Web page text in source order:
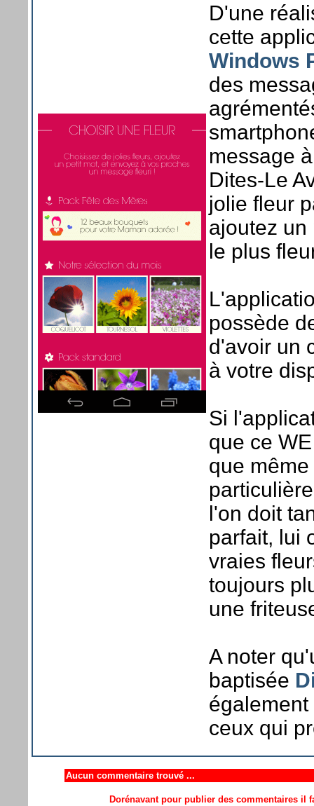
D'une
cette
Windows
des
message
Dites-Le
jolie fleur
ajoutez un
le plus
possède
d'avoir un
à votre
Si
que ce
que
l'on doit
parfait, lui
vraies
toujours
une
A noter
baptisée
ceux qui
Aucun commentaire trouvé ...
Dorénavant pour publier des commentaires il